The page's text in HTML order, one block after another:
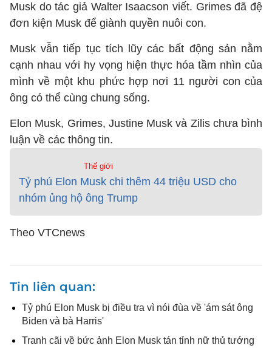
Musk do tác giả Walter Isaacson viết. Grimes đã đệ
đơn kiện Musk để giành quyền nuôi con.
Musk vẫn tiếp tục tích lũy các bất động sản nằm
cạnh nhau với hy vọng hiện thực hóa tầm nhìn của
mình về một khu phức hợp nơi 11 người con của
ông có thể cùng chung sống.
Elon Musk, Grimes, Justine Musk và Zilis chưa bình
luận về các thông tin.
Thế giới
Tỷ phú Elon Musk chi thêm 44 triệu USD cho
nhóm ủng hộ ông Trump
Theo VTCnews
Tin liên quan
Tỷ phú Elon Musk bị điều tra vì nói đùa về 'ám sát ông
Biden và bà Harris'
Tranh cãi về bức ảnh Elon Musk tán tỉnh nữ thủ tướng